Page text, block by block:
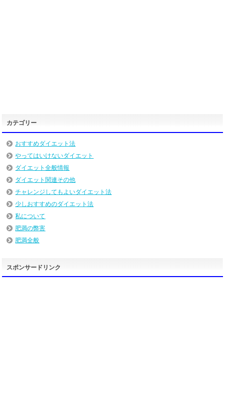
カテゴリー
おすすめダイエット法
やってはいけないダイエット
ダイエット全般情報
ダイエット関連その他
チャレンジしてもよいダイエット法
少しおすすめのダイエット法
私について
肥満の弊害
肥満全般
スポンサードリンク